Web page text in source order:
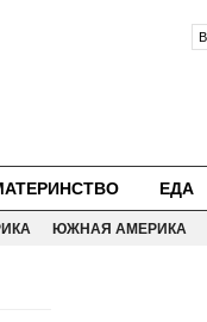
ЕДА
ЮЖНАЯ АМЕРИКА